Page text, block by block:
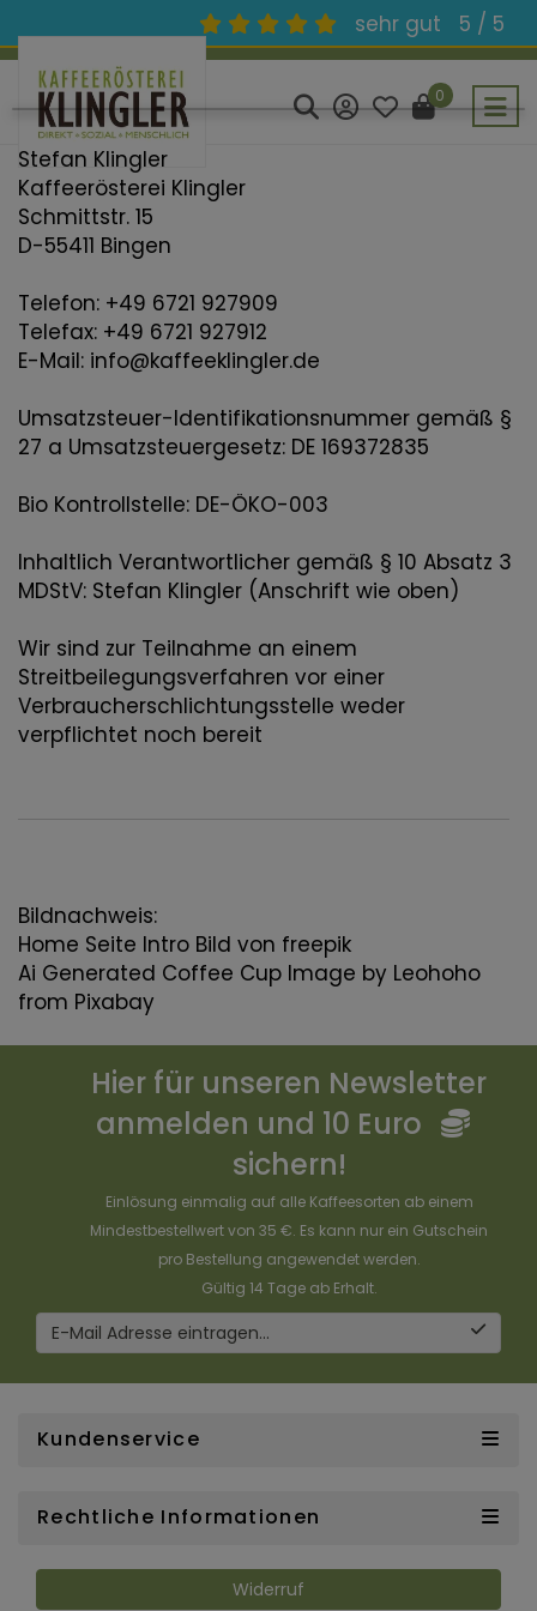
sehr gut 5 / 5
0
Stefan Klingler
Kaffeerösterei Klingler
Schmittstr. 15
D-55411 Bingen
Telefon: +49 6721 927909
Telefax: +49 6721 927912
E-Mail: info@kaffeeklingler.de
Umsatzsteuer-Identifikationsnummer gemäß §
27 a Umsatzsteuergesetz: DE 169372835
Bio Kontrollstelle: DE-ÖKO-003
Inhaltlich Verantwortlicher gemäß § 10 Absatz 3
MDStV: Stefan Klingler (Anschrift wie oben)
Wir sind zur Teilnahme an einem
Streitbeilegungsverfahren vor einer
Verbraucherschlichtungsstelle weder
verpflichtet noch bereit
Bildnachweis:
Home Seite Intro Bild von freepik
Ai Generated Coffee Cup Image by Leohoho
from Pixabay
Hier für unseren Newsletter
anmelden und 10 Euro
sichern!
Einlösung einmalig auf alle Kaffeesorten ab einem
Mindestbestellwert von 35 €. Es kann nur ein Gutschein
pro Bestellung angewendet werden.
Gültig 14 Tage ab Erhalt.
E-Mail Adresse eintragen...
Kundenservice
Rechtliche Informationen
Widerruf